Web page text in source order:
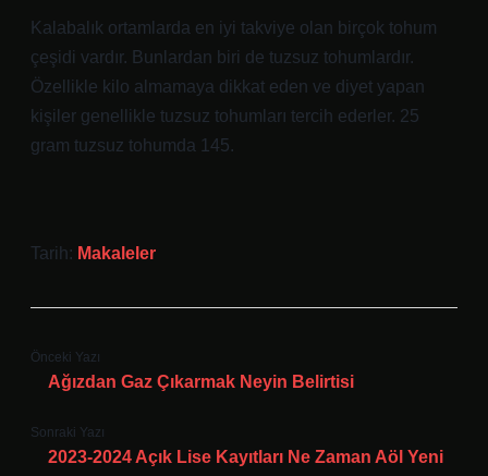
Kalabalık ortamlarda en iyi takviye olan birçok tohum
çeşidi vardır. Bunlardan biri de tuzsuz tohumlardır.
Özellikle kilo almamaya dikkat eden ve diyet yapan
kişiler genellikle tuzsuz tohumları tercih ederler. 25
gram tuzsuz tohumda 145.
Tarih: Makaleler
Önceki Yazı
Ağızdan Gaz Çıkarmak Neyin Belirtisi
Sonraki Yazı
2023-2024 Açık Lise Kayıtları Ne Zaman Aöl Yeni